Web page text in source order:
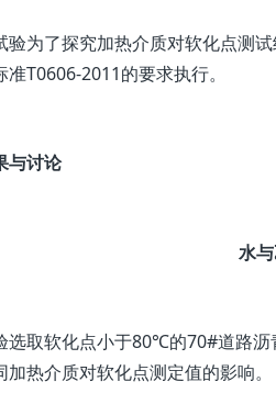
验为了探究加热介质对软化点测
准T0606-2011的要求执行。
与讨论
水
选取软化点小于80℃的70#道路沥
加热介质对软化点测定值的影响。